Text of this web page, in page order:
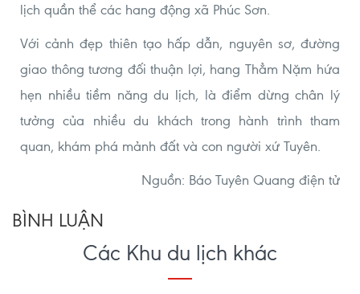
lịch quần thể các hang động xã Phúc Sơn.
Với cảnh đẹp thiên tạo hấp dẫn, nguyên sơ, đường
giao thông tương đối thuận lợi, hang Thẳm Nặm hứa
hẹn nhiều tiềm năng du lịch, là điểm dừng chân lý
tưởng của nhiều du khách trong hành trình tham
quan, khám phá mảnh đất và con người xứ Tuyên.
Nguồn: Báo Tuyên Quang điện tử
BÌNH LUẬN
Các Khu du lịch khác